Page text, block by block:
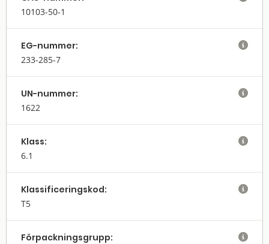
10103-50-1
EG-nummer:
233-285-7

UN-nummer:
1622

Klass:
6.1

Klassifi­cerings­kod:
T5

Förpack­nings­grupp: 